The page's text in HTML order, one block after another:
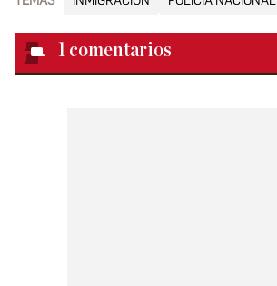
1 comentarios